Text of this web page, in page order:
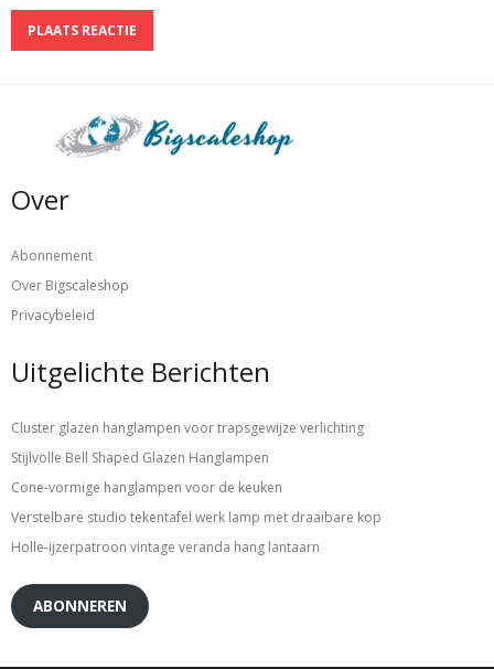
Over
Abonnement
Over Bigscaleshop
Privacybeleid
Uitgelichte Berichten
Cluster glazen hanglampen voor trapsgewijze verlichting
Stijlvolle Bell Shaped Glazen Hanglampen
Cone-vormige hanglampen voor de keuken
Verstelbare studio tekentafel werk lamp met draaibare kop
Holle-ijzerpatroon vintage veranda hang lantaarn
ABONNEREN